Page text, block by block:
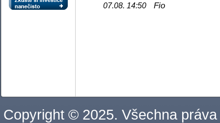
07.08. 14:50 Fio
Copyright © 2025. Všechna práva